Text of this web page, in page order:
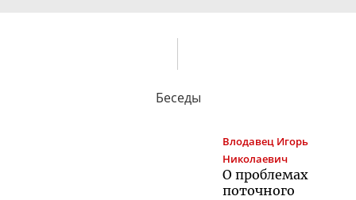
Беседы
Влодавец Игорь
Николаевич
О проблемах
поточного